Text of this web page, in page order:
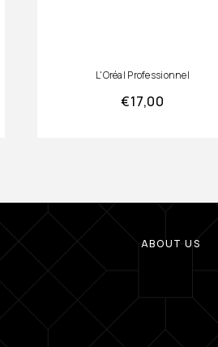
L'Oréal Professionnel
€17,00
ABOUT US